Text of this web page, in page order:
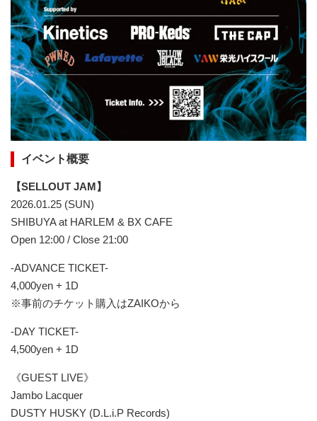
イベント概要
【SELLOUT JAM】
2026.01.25 (SUN)
SHIBUYA at HARLEM & BX CAFE
Open 12:00 / Close 21:00
-ADVANCE TICKET-
4,000yen + 1D
※事前のチケット購入はZAIKOから
-DAY TICKET-
4,500yen + 1D
《GUEST LIVE》
Jambo Lacquer
DUSTY HUSKY (D.L.i.P Records)